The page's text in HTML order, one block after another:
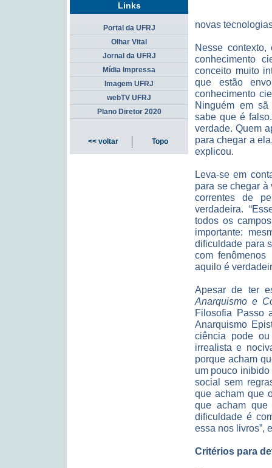
novas
Nesse
conhecimento
conceito muito
que estão
conhecimento
Ninguém em sã
sabe que é
verdade. Quem
para chegar a
explicou.
Leva-se em
para se chegar
correntes de
verdadeira.
todos os
importante:
dificuldade para
com
aquilo é
Apesar de ter
Anarquismo e
Filosofia Passo
Anarquismo
ciência pode
irrealista e
porque acham
um pouco
social sem
que acham que
que acham
dificuldade é
essa nos livros”,
Critérios para
Links
Portal da UFRJ
Olhar Vital
Jornal da UFRJ
Mídia Impressa
Imagem UFRJ
webTV UFRJ
Plano Diretor 2020
<< voltar Topo